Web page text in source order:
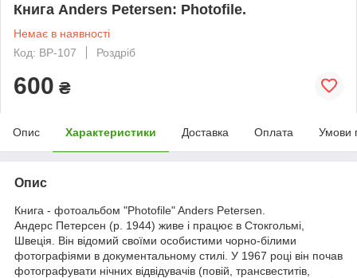
Книга Anders Petersen: Photofile.
Немає в наявності
Код: BP-107
Роздріб
600 ₴
Опис Характеристики Доставка Оплата Умови
Опис
Книга - фотоальбом "Photofile" Anders Petersen.
Андерс Петерсен (р. 1944) живе і працює в Стокгольмі,
Швеція. Він відомий своїми особистими чорно-білими
фотографіями в документальному стилі. У 1967 році він почав
фотографувати нічних відвідувачів (повій, трансвеститів,